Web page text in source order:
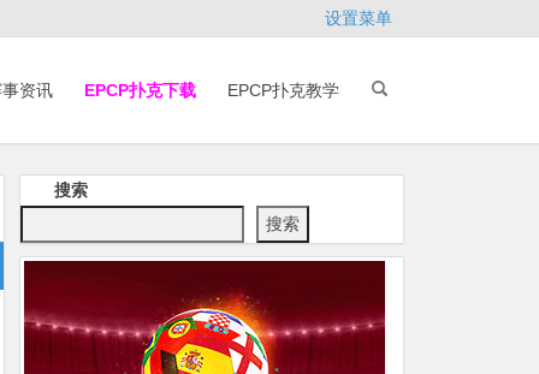
设置菜单
资讯 EPCP扑克下载 EPCP扑克教学
搜索
搜索